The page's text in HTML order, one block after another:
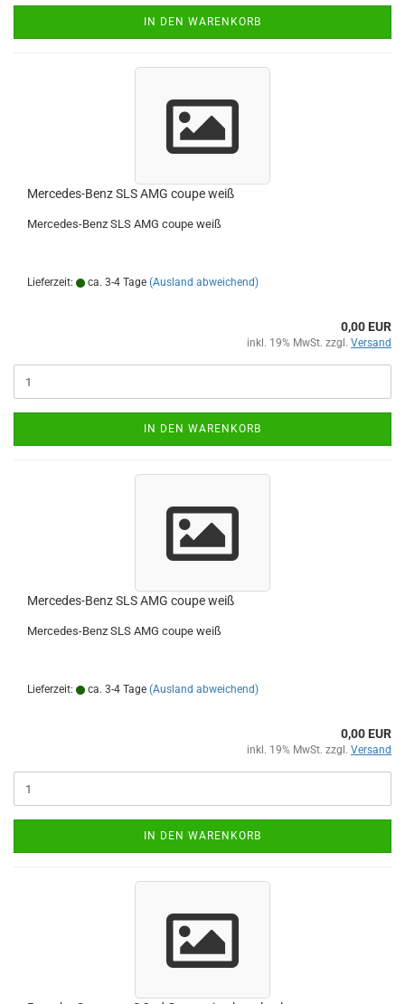
IN DEN WARENKORB
Mercedes-Benz SLS AMG coupe weiß
Mercedes-Benz SLS AMG coupe weiß
Lieferzeit: ca. 3-4 Tage (Ausland abweichend)
0,00 EUR
inkl. 19% MwSt. zzgl. Versand
IN DEN WARENKORB
Mercedes-Benz SLS AMG coupe weiß
Mercedes-Benz SLS AMG coupe weiß
Lieferzeit: ca. 3-4 Tage (Ausland abweichend)
0,00 EUR
inkl. 19% MwSt. zzgl. Versand
IN DEN WARENKORB